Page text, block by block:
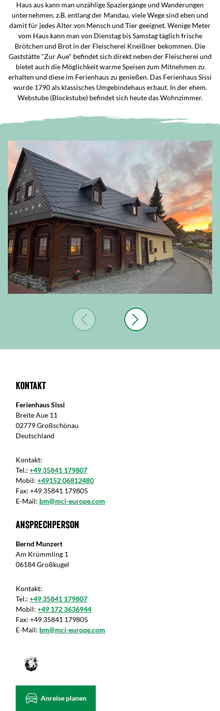
Haus aus kann man unzählige Spaziergänge und Wanderungen
unternehmen, z.B. entlang der Mandau, viele Wege sind eben und
damit für jedes Alter von Mensch und Tier geeignet. Wenige Meter
vom Haus kann man von Dienstag bis Samstag täglich frische
Brötchen und Brot in der Fleischerei Kneißner bekommen. Die
Gaststätte "Zur Aue" befindet sich direkt neben der Fleischerei und
bietet auch die Möglichkeit warme Speisen zum Mitnehmen zu
erhalten und diese im Ferienhaus zu genießen. Das Ferienhaus Sissi
wurde 1790 als klassisches Umgebindehaus erbaut. In der ehem.
Webstube (Blockstube) befindet sich heute das Wohnzimmer.
Kontakt
Ferienhaus Sissi
Breite Aue 11
02779 Großschönau
Deutschland
Kontakt:
Tel.: +49 35841 179807
Mobil: +49152 06812480
Fax: +49 35841 179805
E-Mail: bm@mci-europe.com
Ansprechperson
Bernd Munzert
Am Krümmling 1
06184 Großkugel
Kontakt:
Tel.: +49 35841 179807
Mobil: +49 172 3636944
Fax: +49 35841 179805
E-Mail: bm@mci-europe.com
Anreise planen